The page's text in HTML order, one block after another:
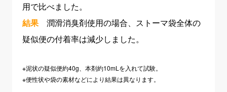
用で比べました。
結果潤滑消臭剤使用の場合、ストーマ袋全体の
疑似便の付着率は減少しました。
※泥状の疑似便約40g、本剤約10mLを入れて試験。
※便性状や袋の素材などにより結果は異なります。